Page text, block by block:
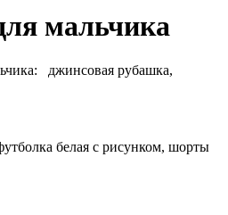
мальчика
джинсовая рубашка,
белая с рисунком, шорты